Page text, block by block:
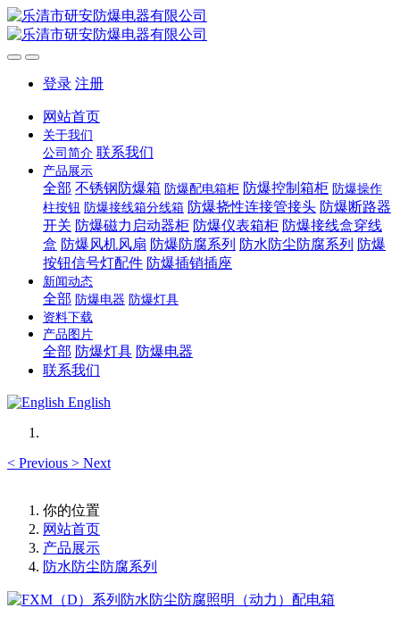
登录 注册
网站首页
关于我们
公司简介 联系我们
产品展示
全部 不锈钢防爆箱 防爆配电箱柜 防爆控制箱柜 防爆操作
柱按钮 防爆接线箱分线箱 防爆挠性连接管接头 防爆断路器
开关 防爆磁力启动器柜 防爆仪表箱柜 防爆接线盒穿线
盒 防爆风机风扇 防爆防腐系列 防水防尘防腐系列 防爆
按钮信号灯配件 防爆插销插座
新闻动态
全部 防爆电器 防爆灯具
资料下载
产品图片
全部 防爆灯具 防爆电器
联系我们
English
< Previous > Next
你的位置
网站首页
产品展示
防水防尘防腐系列